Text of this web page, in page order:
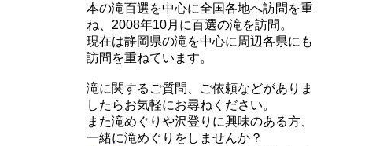
本の滝百選を中心に全国各地へ訪問を重
ね、2008年10月に百選の滝を訪問。
現在は静岡県の滝を中心に周辺各県にも
訪問を重ねています。
滝に関するご質問、ご依頼などがありま
したらお気軽にお尋ねください。
また滝めぐりや沢登りに興味のある方、
一緒に滝めぐりをしませんか？